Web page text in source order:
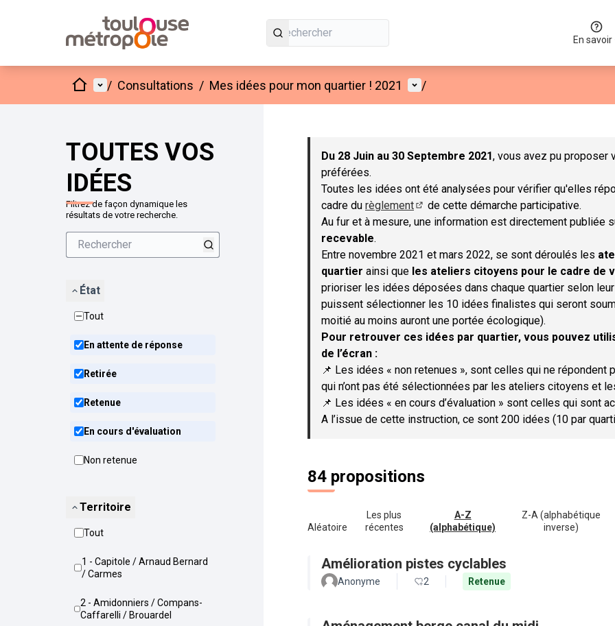
En savoir
AccueilMenu principal
/ Consultations / Mes idées pour mon quartier ! 2021 Menu utilisateur
/
TOUTES VOS
IDÉES
Filtrez de façon dynamique les
résultats de votre recherche.
État
Tout
En attente de réponse
Retirée
Retenue
En cours d'évaluation
Non retenue
Territoire
Tout
1 - Capitole / Arnaud Bernard
/ Carmes
2 - Amidonniers / Compans-
Caffarelli / Brouardel
Passer la carte
Du 28 Juin au 30 Septembre 2021, vous avez pu proposer
préférées.
Toutes les idées ont été analysées pour vérifier qu'elles
cadre du règlement
(S'ouvre dans un nouvel onglet)
de cette démarche participative.
Au fur et à mesure, une information est directement publiée
recevable.
Entre novembre 2021 et mars 2022, se sont déroulés les
quartier ainsi que les ateliers citoyens pour le cadre de
prioriser les idées déposées dans chaque quartier selon
puissent sélectionner les 10 idées finalistes qui seront
moitié au moins auront une portée écologique).
Pour retrouver ces idées par quartier, vous pouvez
de l’écran :
📌 Les idées « non retenues », sont celles qui ne
qui n’ont pas été sélectionnées par les ateliers citoyens et
📌 Les idées « en cours d’évaluation » sont celles qui sont
A l’issue de cette instruction, ce sont 200 idées (10 par
84 propositions
Aléatoire
Les plus
récentes
A-Z
(alphabétique)
Z-A (alphabétique
inverse)
Amélioration pistes cyclables
Anonyme 2 Retenue